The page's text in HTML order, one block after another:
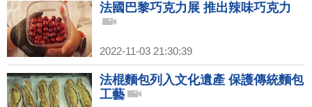
法國巴黎巧克力展 推出辣味巧克力
2022-11-03 21:30:39
法棍麵包列入文化遺產 保護傳統麵包
工藝